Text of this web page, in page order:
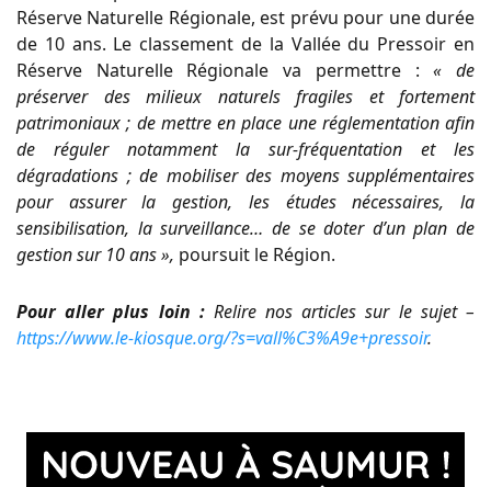
Réserve Naturelle Régionale, est prévu pour une durée
de 10 ans. Le classement de la Vallée du Pressoir en
Réserve Naturelle Régionale va permettre :« de
préserver des milieux naturels fragiles et fortement
patrimoniaux ; de mettre en place une réglementation afin
de réguler notamment la sur-fréquentation et les
dégradations ; de mobiliser des moyens supplémentaires
pour assurer la gestion, les études nécessaires, la
sensibilisation, la surveillance… de se doter d’un plan de
gestion sur 10 ans », poursuit le Région.
Pour aller plus loin :Relire nos articles sur le sujet –
https://www.le-kiosque.org/?s=vall%C3%A9e+pressoir.